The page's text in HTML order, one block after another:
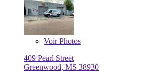
VoirPhotos
409 Pearl Street
Greenwood, MS 38930